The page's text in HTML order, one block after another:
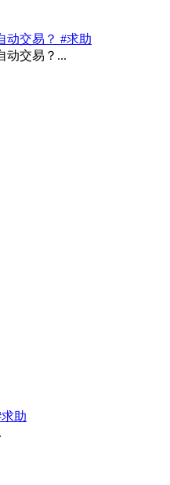
动交易？ #求助
动交易？...
助